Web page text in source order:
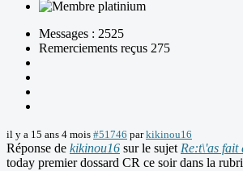
Messages : 2525
Remerciements reçus 275
il y a 15 ans 4 mois #51746 parkikinou16
Réponse de kikinou16 sur le sujet Re:t\'as
today premier dossard CR ce soir dans la